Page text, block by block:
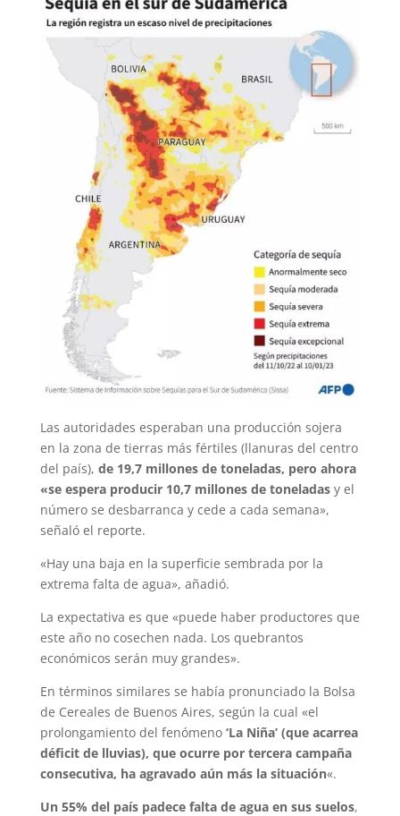
Las autoridades esperaban una producción sojera
en la zona de tierras más fértiles (llanuras del centro
del país), de 19,7 millones de toneladas, pero ahora
«se espera producir 10,7 millones de toneladasy el
número se desbarranca y cede a cada semana»,
señaló el reporte.
«Hay una baja en la superficie sembrada por la
extrema falta de agua», añadió.
La expectativa es que «puede haber productores que
este año no cosechen nada. Los quebrantos
económicos serán muy grandes».
En términos similares se había pronunciado la Bolsa
de Cereales de Buenos Aires, según la cual «el
prolongamiento del fenómeno ‘La Niña’ (que acarrea
déficit de lluvias), que ocurre por tercera campaña
consecutiva, ha agravado aún más la situación«.
Un 55% del país padece falta de agua en sus suelos,